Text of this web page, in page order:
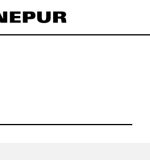
POJEM PORTRÉT